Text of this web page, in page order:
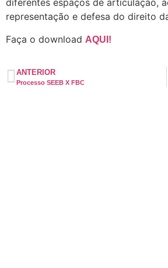
diferentes espaços de articulação,
representação e defesa do direito
Faça o download AQUI!
ANTERIOR
Processo SEEB X FBC